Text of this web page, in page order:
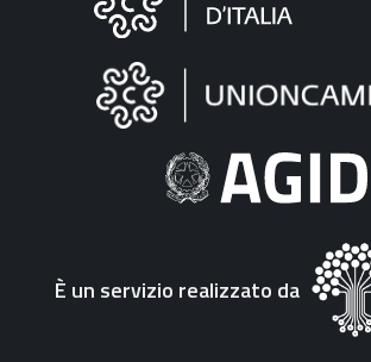
"Fattura
Elettronica"
È un servizio realizzato da